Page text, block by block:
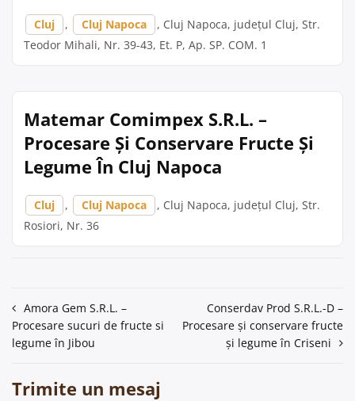
Cluj , Cluj Napoca
, Cluj Napoca, județul Cluj, Str.
Teodor Mihali, Nr. 39-43, Et. P, Ap. SP. COM. 1
Matemar Comimpex S.R.L. –
Procesare Și Conservare Fructe Și
Legume În Cluj Napoca
Cluj , Cluj Napoca
, Cluj Napoca, județul Cluj, Str.
Rosiori, Nr. 36
Navigare
în
Amora Gem S.R.L. –
Procesare sucuri de fructe si
legume în Jibou
Conserdav Prod S.R.L.-D –
Procesare și conservare fructe
și legume în Criseni
Trimite un mesaj